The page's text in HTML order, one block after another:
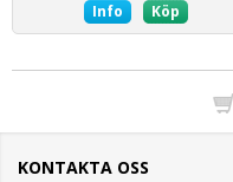
Info Köp
KONTAKTA OSS